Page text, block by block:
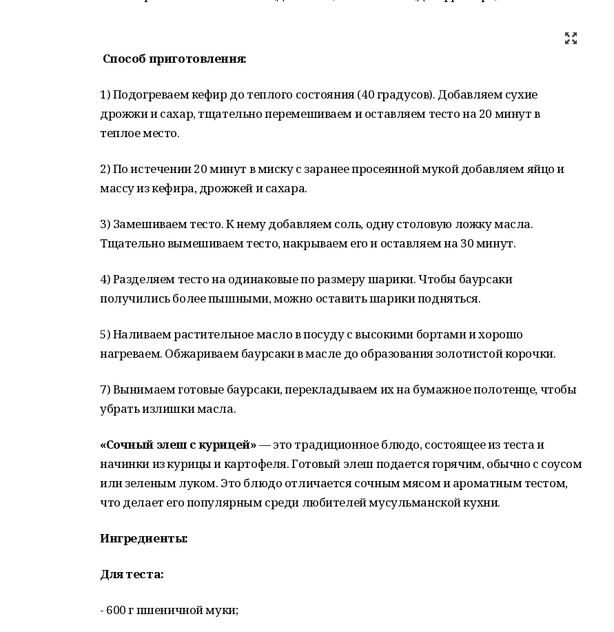
Способ приготовления:
1) Подогреваем кефир до теплого состояния (40 градусов). Добавляем сухие
дрожжи и сахар, тщательно перемешиваем и оставляем тесто на 20 минут в
теплое место.
2) По истечении 20 минут в миску с заранее просеянной мукой добавляем яйцо и
массу из кефира, дрожжей и сахара.
3) Замешиваем тесто. К нему добавляем соль, одну столовую ложку масла.
Тщательно вымешиваем тесто, накрываем его и оставляем на 30 минут.
4) Разделяем тесто на одинаковые по размеру шарики. Чтобы баурсаки
получились более пышными, можно оставить шарики подняться.
5) Наливаем растительное масло в посуду с высокими бортами и хорошо
нагреваем. Обжариваем баурсаки в масле до образования золотистой корочки.
7) Вынимаем готовые баурсаки, перекладываем их на бумажное полотенце, чтобы
убрать излишки масла.
«Сочный элеш с курицей»— это традиционное блюдо, состоящее из теста и
начинки из курицы и картофеля. Готовый элеш подается горячим, обычно с соусом
или зеленым луком. Это блюдо отличается сочным мясом и ароматным тестом,
что делает его популярным среди любителей мусульманской кухни.
Ингредиенты:
Для теста:
- 600 г пшеничной муки;